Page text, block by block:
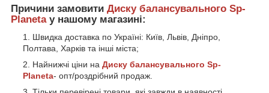
Причини замовити Диску балансувального Sp-
Planeta у нашому магазині:
Швидка доставка по Україні: Київ, Львів, Дніпро,
Полтава, Харків та інші міста;
Найнижчі ціни на Диску балансувального Sp-
Planeta- опт/роздрібний продаж.